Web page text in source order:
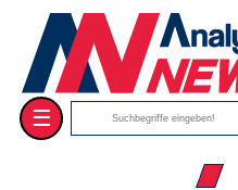
☰
☰ Firmenverzeichnis